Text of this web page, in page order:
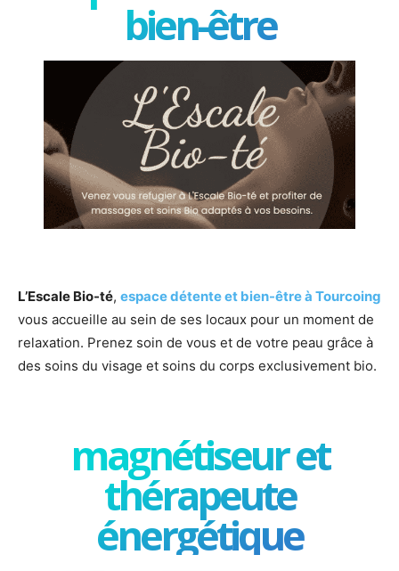
bien-être
L’Escale Bio-té, espace détente et bien-être à Tourcoing
vous accueille au sein de ses locaux pour un moment de
relaxation. Prenez soin de vous et de votre peau grâce à
des soins du visage et soins du corps exclusivement bio.
magnétiseur et
thérapeute
énergétique